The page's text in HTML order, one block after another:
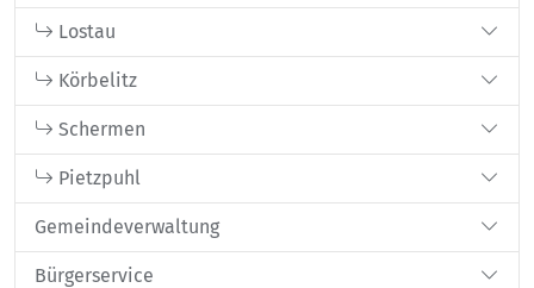
Lostau
Körbelitz
Schermen
Pietzpuhl
Gemeindeverwaltung
Bürgerservice